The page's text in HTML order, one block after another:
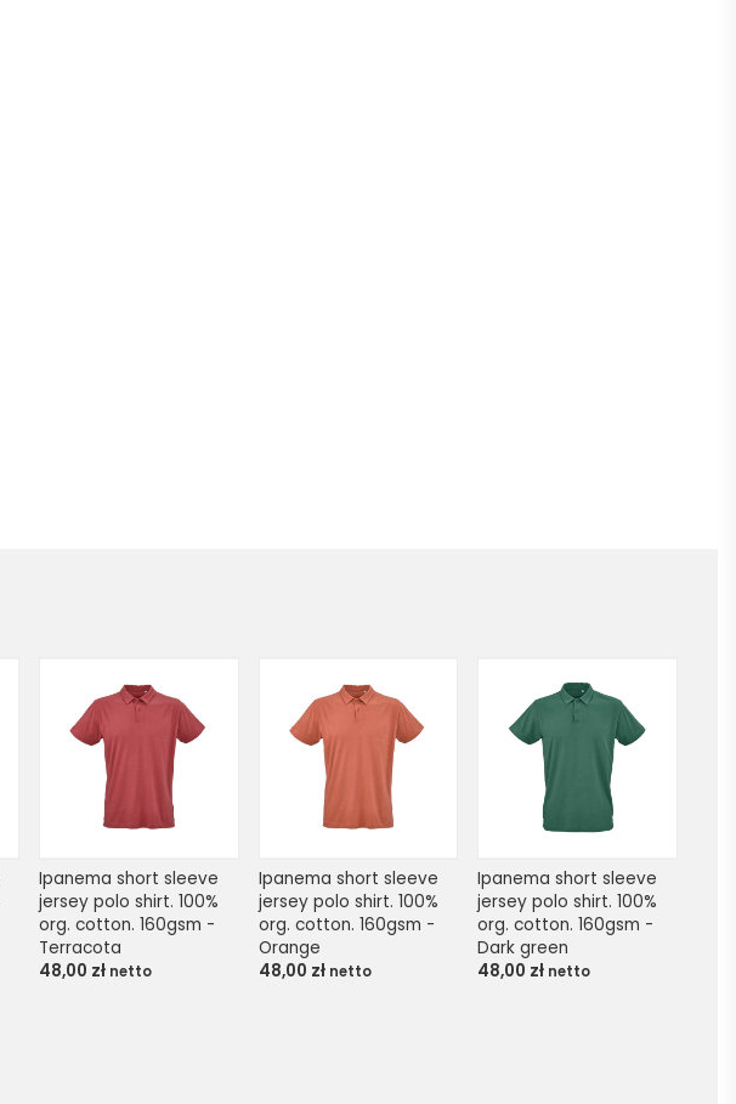
Ipanema short sleeve
jersey polo shirt. 100%
org. cotton. 160gsm -
Terracota
48,00 zł netto
Ipanema short sleeve
jersey polo shirt. 100%
org. cotton. 160gsm -
Orange
48,00 zł netto
Ipanema short sleeve
jersey polo shirt. 100%
org. cotton. 160gsm -
Dark green
48,00 zł netto